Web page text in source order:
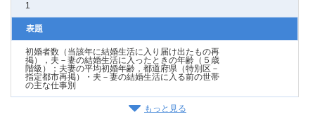
1
表題
初婚者数（当該年に結婚生活に入り届け出たもの再
掲），夫－妻の結婚生活に入ったときの年齢（５歳
階級）；夫妻の平均初婚年齢，都道府県（特別区－
指定都市再掲）・夫－妻の結婚生活に入る前の世帯
の主な仕事別
もっと見る